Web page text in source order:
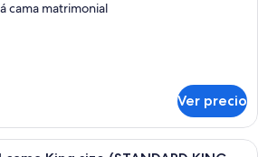
cama matrimonial
Ver precio
Una cama bien tendida con sábanas